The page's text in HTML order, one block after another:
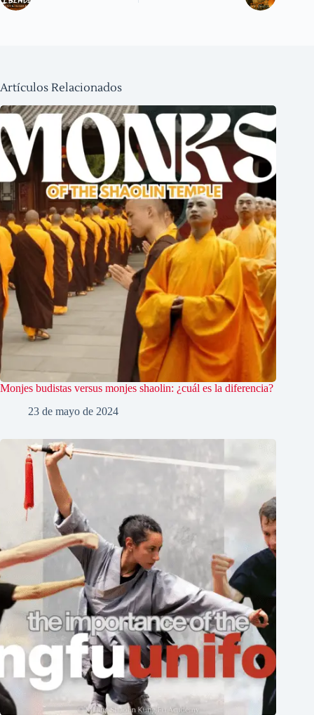
Artículos Relacionados
Monjes budistas versus monjes shaolin: ¿cuál es la diferencia?
23 de mayo de 2024